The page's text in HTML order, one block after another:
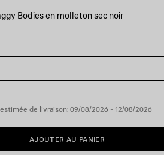
Bodies en molleton sec noir
de livraison: 09/08/2026 - 12/08/2026
AJOUTER
AU
AJOUTER AU PANIER
VEUILLEZ
SÉLECTIONNER